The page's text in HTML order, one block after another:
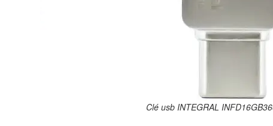
Clé usb INTEGRAL INFD16GB360CDL3.0 - 2